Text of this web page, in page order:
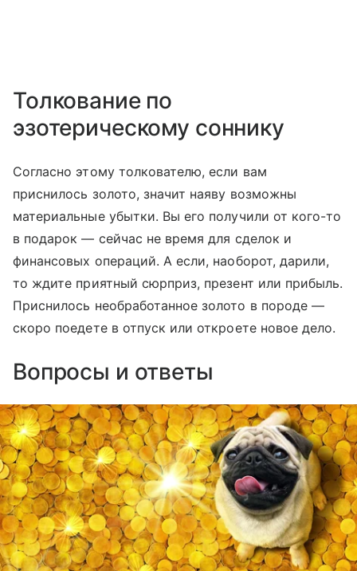
Толкование по
эзотерическому соннику
Согласно этому толкователю, если вам
приснилось золото, значит наяву возможны
материальные убытки. Вы его получили от кого-то
в подарок — сейчас не время для сделок и
финансовых операций. А если, наоборот, дарили,
то ждите приятный сюрприз, презент или прибыль.
Приснилось необработанное золото в породе —
скоро поедете в отпуск или откроете новое дело.
Вопросы и ответы